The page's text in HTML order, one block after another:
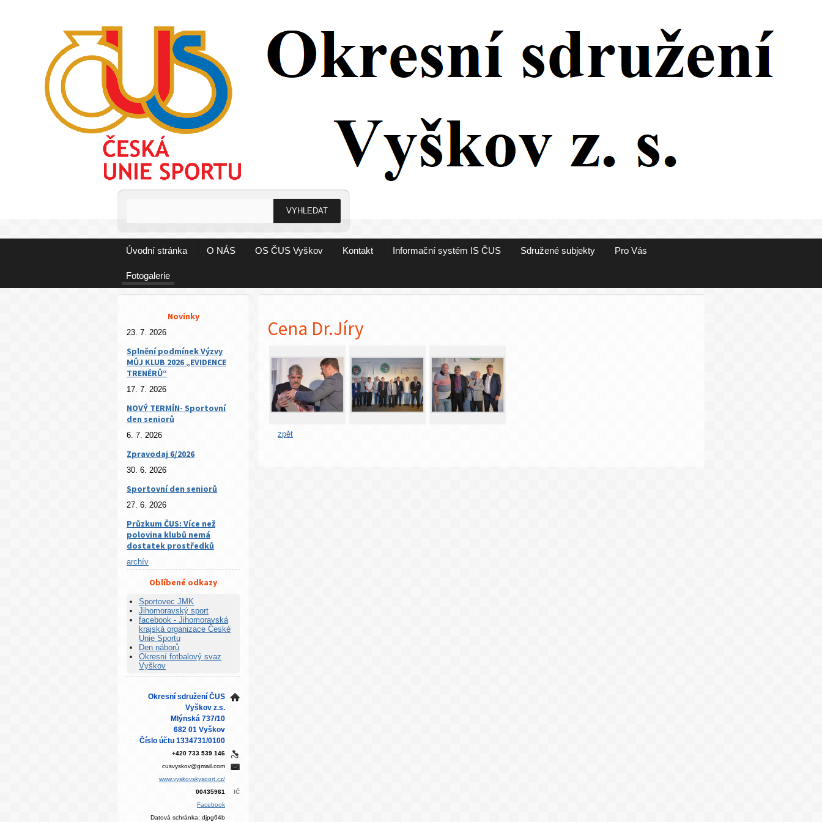
Úvodní stránka O NÁS OS ČUS Vyškov Kontakt Informační systém IS ČUS Sdružené subjekty Pro Vás
Fotogalerie
Cena Dr.Jíry
zpět
Novinky
23. 7. 2026
Splnění podmínek Výzvy
MŮJ KLUB 2026 „EVIDENCE
TRENÉRŮ“
17. 7. 2026
NOVÝ TERMÍN- Sportovní
den seniorů
6. 7. 2026
Zpravodaj 6/2026
30. 6. 2026
Sportovní den seniorů
27. 6. 2026
Průzkum ČUS: Více než
polovina klubů nemá
dostatek prostředků
archív
Oblíbené odkazy
Sportovec JMK
Jihomoravský sport
facebook - Jihomoravská
krajská organizace České
Unie Sportu
Den náborů
Okresní fotbalový svaz
Vyškov
Okresní sdružení ČUS
Vyškov z.s.
Mlýnská 737/10
682 01 Vyškov
Číslo účtu 1334731/0100
+420 733 539 146
cusvyskov@gmail.com
www.vyskovskysport.cz/
IČ
00435961
Facebook
Datová schránka: djpg64b